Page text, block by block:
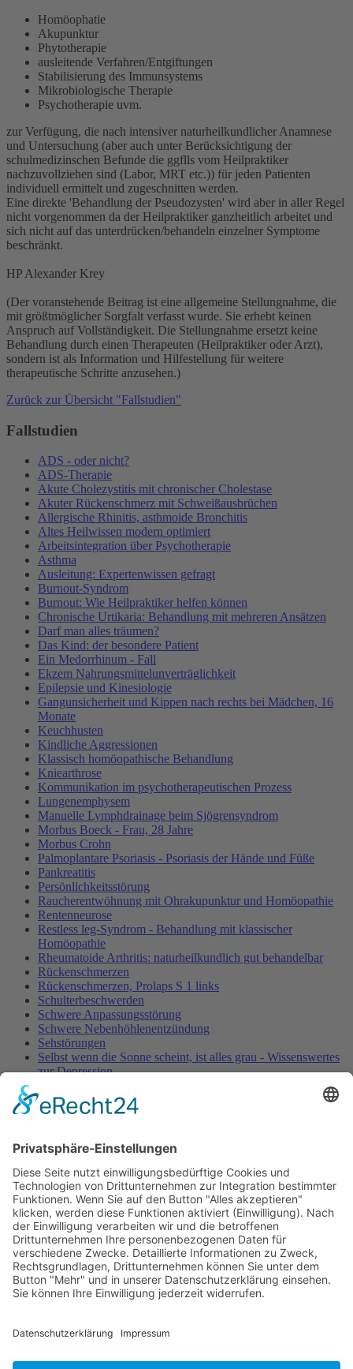
Homöophatie
Akupunktur
Phytotherapie
ausleitende Verfahren/Entgiftungen
Stabilisierung des Immunsystems
Mikrobiologische Therapie
Psychotherapie uvm.
zur Verfügung, die nach intensiver naturheilkundlicher Anamnese
und Untersuchung (aber auch unter Berücksichtigung der
schulmedizinschen Befunde die ggflls vom Heilpraktiker
nachzuvollziehen sind (Labor, MRT etc.)) für jeden Patienten
individuell ermittelt und zugeschnitten werden.
Eine direkte 'Behandlung der Pseudozysten' wird aber in aller Regel
nicht vorgenommen da der Heilpraktiker ganzheitlich arbeitet und
sich nicht auf das unterdrücken/behandeln einzelner Symptome
beschränkt.
HP Alexander Krey
(Der voranstehende Beitrag ist eine allgemeine Stellungnahme, die
mit größtmöglicher Sorgfalt verfasst wurde. Sie erhebt keinen
Anspruch auf Vollständigkeit. Die Stellungnahme ersetzt keine
Behandlung durch einen Therapeuten (Heilpraktiker oder Arzt),
sondern ist als Information und Hilfestellung für weitere
therapeutische Schritte anzusehen.)
Zurück zur Übersicht "Fallstudien"
Fallstudien
ADS - oder nicht?
ADS-Therapie
Akute Cholezystitis mit chronischer Cholestase
Akuter Rückenschmerz mit Schweißausbrüchen
Allergische Rhinitis, asthmoide Bronchitis
Altes Heilwissen modern optimiert
Arbeitsintegration über Psychotherapie
Asthma
Ausleitung: Expertenwissen gefragt
Burnout-Syndrom
Burnout: Wie Heilpraktiker helfen können
Chronische Urtikaria: Behandlung mit mehreren Ansätzen
Darf man alles träumen?
Das Kind: der besondere Patient
Ein Medorrhinum - Fall
Ekzem Nahrungsmittelunverträglichkeit
Epilepsie und Kinesiologie
Gangunsicherheit und Kippen nach rechts bei Mädchen, 16
Monate
Keuchhusten
Kindliche Aggressionen
Klassisch homöopathische Behandlung
Kniearthrose
Kommunikation im psychotherapeutischen Prozess
Lungenemphysem
Manuelle Lymphdrainage beim Sjögrensyndrom
Morbus Boeck - Frau, 28 Jahre
Morbus Crohn
Palmoplantare Psoriasis - Psoriasis der Hände und Füße
Pankreatitis
Persönlichkeitsstörung
Raucherentwöhnung mit Ohrakupunktur und Homöopathie
Rentenneurose
Restless leg-Syndrom - Behandlung mit klassischer
Homöopathie
Rheumatoide Arthritis: naturheilkundlich gut behandelbar
Rückenschmerzen
Rückenschmerzen, Prolaps S 1 links
Schulterbeschwerden
Schwere Anpassungsstörung
Schwere Nebenhöhlenentzündung
Sehstörungen
Selbst wenn die Sonne scheint, ist alles grau - Wissenswertes
zur Depression
Tendovaginitis stenosans
Tennisellenbogen
Vertigo - Schwindel nach HWS-Manipulation
Viel zu Fett
Verband Unabhängiger Heilpraktiker e.V.
Diese E-Mail-Adresse ist vor Spambots geschützt! Zur
Anzeige muss JavaScript eingeschaltet sein!
0261-1349 8000
38100 Braunschweig